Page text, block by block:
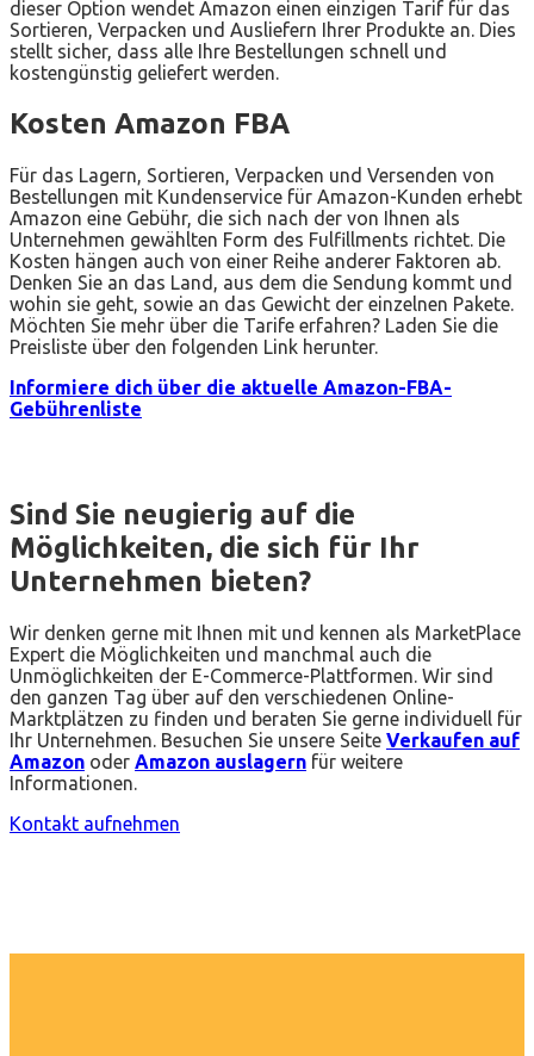
dieser Option wendet Amazon einen einzigen Tarif für das
Sortieren, Verpacken und Ausliefern Ihrer Produkte an. Dies
stellt sicher, dass alle Ihre Bestellungen schnell und
kostengünstig geliefert werden.
Kosten Amazon FBA
Für das Lagern, Sortieren, Verpacken und Versenden von
Bestellungen mit Kundenservice für Amazon-Kunden erhebt
Amazon eine Gebühr, die sich nach der von Ihnen als
Unternehmen gewählten Form des Fulfillments richtet. Die
Kosten hängen auch von einer Reihe anderer Faktoren ab.
Denken Sie an das Land, aus dem die Sendung kommt und
wohin sie geht, sowie an das Gewicht der einzelnen Pakete.
Möchten Sie mehr über die Tarife erfahren? Laden Sie die
Preisliste über den folgenden Link herunter.
Informiere dich über die aktuelle Amazon-FBA-
Gebührenliste
Sind Sie neugierig auf die
Möglichkeiten, die sich für Ihr
Unternehmen bieten?
Wir denken gerne mit Ihnen mit und kennen als MarketPlace
Expert die Möglichkeiten und manchmal auch die
Unmöglichkeiten der E-Commerce-Plattformen. Wir sind
den ganzen Tag über auf den verschiedenen Online-
Marktplätzen zu finden und beraten Sie gerne individuell für
Ihr Unternehmen. Besuchen Sie unsere Seite Verkaufen auf
Amazon oder Amazon auslagern für weitere
Informationen.
Kontakt aufnehmen